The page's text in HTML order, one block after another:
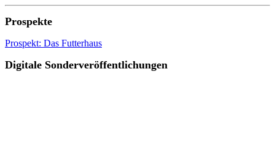
Prospekte
Prospekt: Das Futterhaus
Digitale Sonderveröffentlichungen